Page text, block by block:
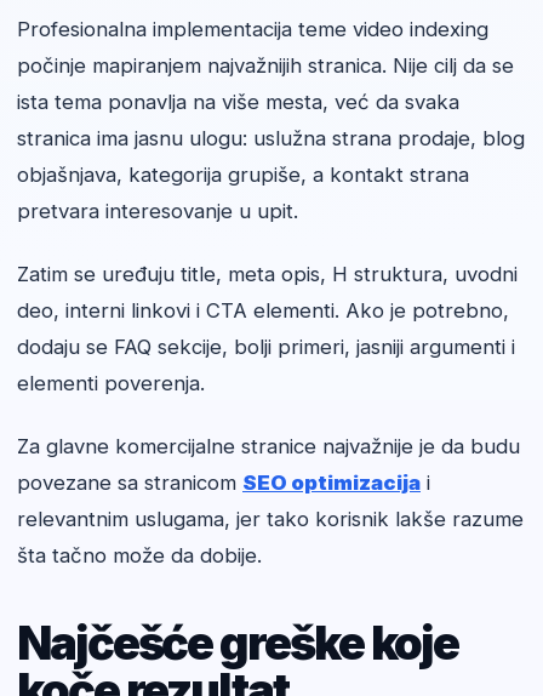
Profesionalna implementacija teme video indexing
počinje mapiranjem najvažnijih stranica. Nije cilj da se
ista tema ponavlja na više mesta, već da svaka
stranica ima jasnu ulogu: uslužna strana prodaje, blog
objašnjava, kategorija grupiše, a kontakt strana
pretvara interesovanje u upit.
Zatim se uređuju title, meta opis, H struktura, uvodni
deo, interni linkovi i CTA elementi. Ako je potrebno,
dodaju se FAQ sekcije, bolji primeri, jasniji argumenti i
elementi poverenja.
Za glavne komercijalne stranice najvažnije je da budu
povezane sa stranicom SEO optimizacija i
relevantnim uslugama, jer tako korisnik lakše razume
šta tačno može da dobije.
Najčešće greške koje